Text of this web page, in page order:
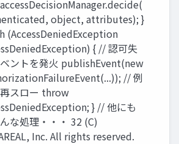
object, attributes); }
(AccessDeniedException
{ // 認可失
ントを発⽕ publishEvent(new
// 例
スロー throw
} // 他にも
な処理・・・ 32 (C)
Inc. All rights reserved.